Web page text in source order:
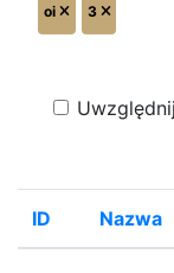
oi 3
ID Nazwa